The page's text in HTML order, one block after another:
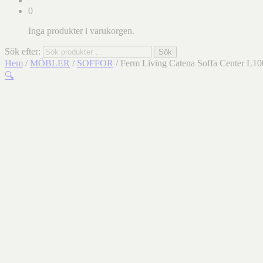
0
Inga produkter i varukorgen.
Sök efter: Sök
Hem / MÖBLER / SOFFOR / Ferm Living Catena Soffa Center
🔍